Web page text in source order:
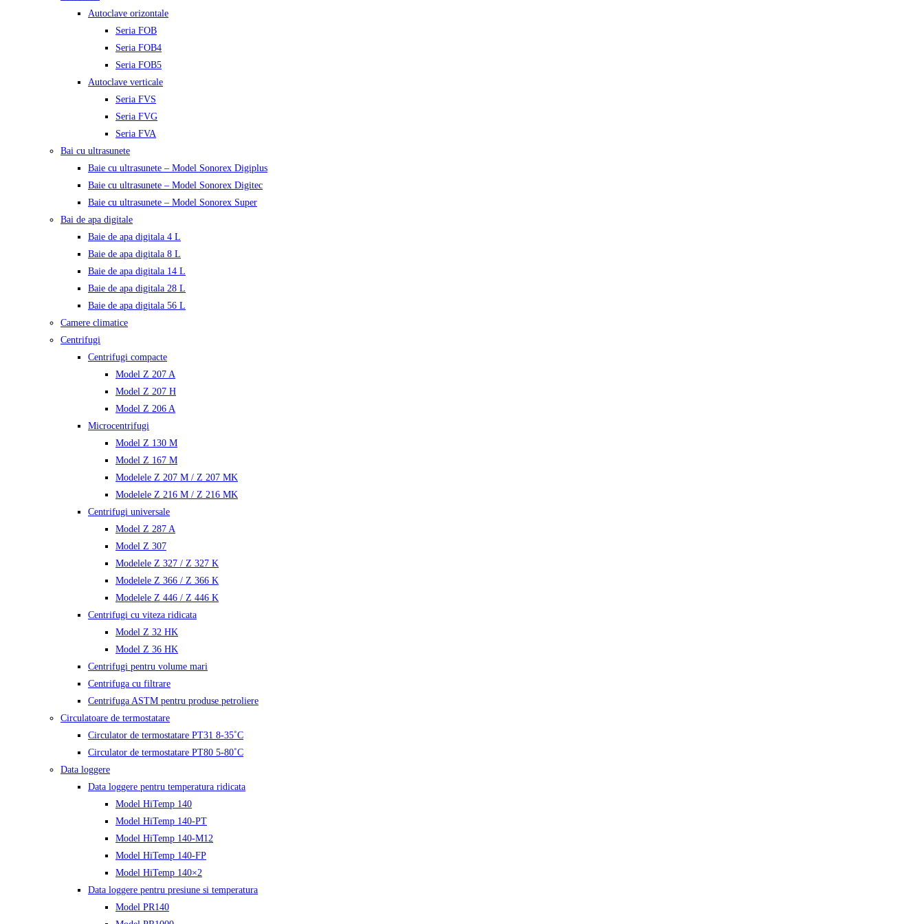
Autoclave orizontale
Seria FOB
Seria FOB4
Seria FOB5
Autoclave verticale
Seria FVS
Seria FVG
Seria FVA
Bai cu ultrasunete
Baie cu ultrasunete – Model Sonorex Digiplus
Baie cu ultrasunete – Model Sonorex Digitec
Baie cu ultrasunete – Model Sonorex Super
Bai de apa digitale
Baie de apa digitala 4 L
Baie de apa digitala 8 L
Baie de apa digitala 14 L
Baie de apa digitala 28 L
Baie de apa digitala 56 L
Camere climatice
Centrifugi
Centrifugi compacte
Model Z 207 A
Model Z 207 H
Model Z 206 A
Microcentrifugi
Model Z 130 M
Model Z 167 M
Modelele Z 207 M / Z 207 MK
Modelele Z 216 M / Z 216 MK
Centrifugi universale
Model Z 287 A
Model Z 307
Modelele Z 327 / Z 327 K
Modelele Z 366 / Z 366 K
Modelele Z 446 / Z 446 K
Centrifugi cu viteza ridicata
Model Z 32 HK
Model Z 36 HK
Centrifugi pentru volume mari
Centrifuga cu filtrare
Centrifuga ASTM pentru produse petroliere
Circulatoare de termostatare
Circulator de termostatare PT31 8-35˚C
Circulator de termostatare PT80 5-80˚C
Data loggere
Data loggere pentru temperatura ridicata
Model HiTemp 140
Model HiTemp 140-PT
Model HiTemp 140-M12
Model HiTemp 140-FP
Model HiTemp 140×2
Data loggere pentru presiune si temperatura
Model PR140